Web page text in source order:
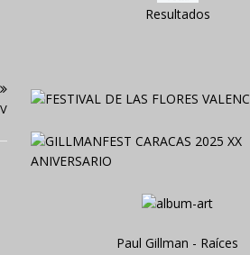
Resultados
Paul Gillman - Raíces